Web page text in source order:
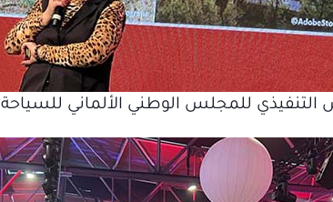
التنفيذي للمجلس الوطني الألماني للسياحة